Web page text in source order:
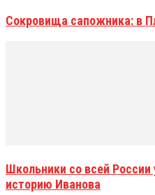
Сокровища сапожника: в
Школьники со всей
историю Иванова